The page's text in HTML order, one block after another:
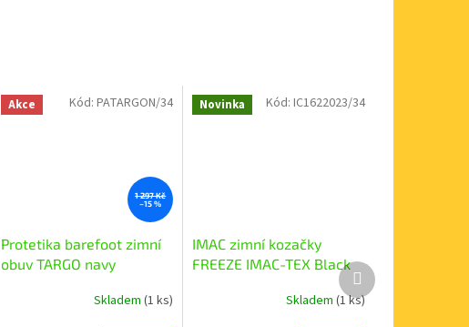
Akce
1 297 Kč
–15 %
Protetika barefoot zimní
obuv TARGO navy
Skladem(1 ks)
Kód:PATARGON/34 Novinka
IMAC zimní kozačky
FREEZE IMAC-TEX Black
Skladem (1 ks)
Kód: IC1622023/34
Další
produkt